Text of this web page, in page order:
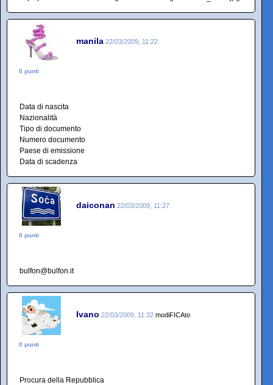
manila 22/03/2009, 11:22
0 punti
Data di nascita
Nazionalità
Tipo di documento
Numero documento
Paese di emissione
Data di scadenza
daiconan 22/03/2009, 11:27
0 punti
bulfon@bulfon.it
Ivano 22/03/2009, 11:32 modiFICAto
0 punti
Procura della Repubblica